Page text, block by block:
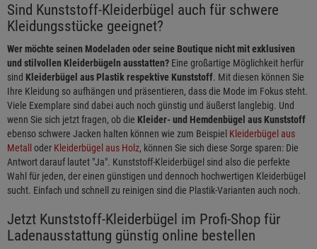
Sind Kunststoff-Kleiderbügel auch für schwere
Kleidungsstücke geeignet?
Wer möchte seinen Modeladen oder seine Boutique nicht mit exklusiven
und stilvollen Kleiderbügeln ausstatten? Eine großartige Möglichkeit herfür
sind Kleiderbügel aus Plastik respektive Kunststoff. Mit diesen können Sie
Ihre Kleidung so aufhängen und präsentieren, dass die Mode im Fokus steht.
Viele Exemplare sind dabei auch noch günstig und äußerst langlebig. Und
wenn Sie sich jetzt fragen, ob die Kleider- und Hemdenbügel aus Kunststoff
ebenso schwere Jacken halten können wie zum Beispiel Kleiderbügel aus
Metall
oder Kleiderbügel aus Holz, können Sie sich diese Sorge sparen: Die
Antwort darauf lautet "Ja". Kunststoff-Kleiderbügel sind also die perfekte
Wahl für jeden, der einen günstigen und dennoch hochwertigen Kleiderbügel
sucht. Einfach und schnell zu reinigen sind die Plastik-Varianten auch noch.
Jetzt Kunststoff-Kleiderbügel im Profi-Shop für
Ladenausstattung günstig online bestellen